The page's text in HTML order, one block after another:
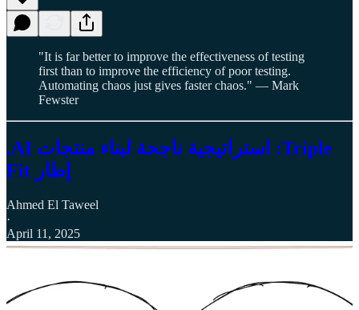
"It is far better to improve the effectiveness of testing
first than to improve the efficiency of poor testing.
Automating chaos just gives faster chaos." — Mark
Fewster
.AI استراتيجية ناجحة لبناء منتجات :Triple
Fit إطار
Ahmed El Taweel
·
April 11, 2025